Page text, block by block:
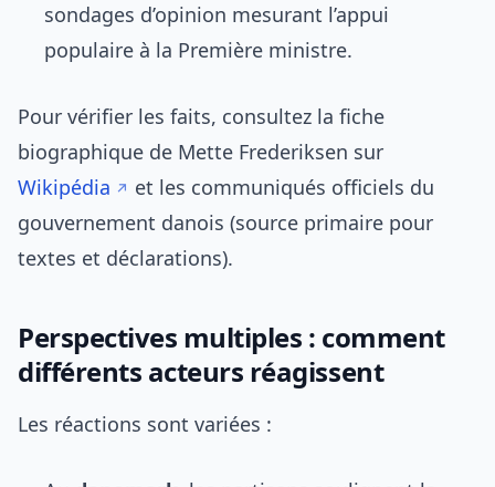
sondages d’opinion mesurant l’appui
populaire à la Première ministre.
Pour vérifier les faits, consultez la fiche
biographique de Mette Frederiksen sur
Wikipédia
et les communiqués officiels du
gouvernement danois (source primaire pour
textes et déclarations).
Perspectives multiples : comment
différents acteurs réagissent
Les réactions sont variées :